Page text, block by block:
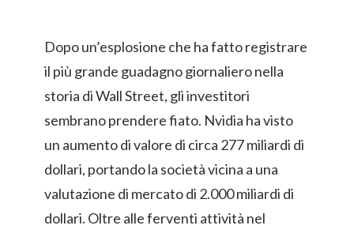
Dopo un’esplosione che ha fatto registrare
il più grande guadagno giornaliero nella
storia di Wall Street, gli investitori
sembrano prendere fiato. Nvidia ha visto
un aumento di valore di circa 277 miliardi di
dollari, portando la società vicina a una
valutazione di mercato di 2.000 miliardi di
dollari. Oltre alle ferventi attività nel